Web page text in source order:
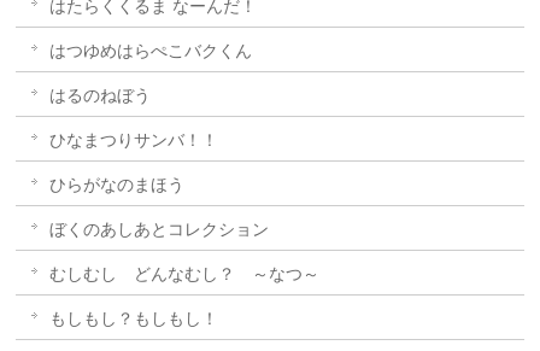
はたらくくるま なーんだ！
はつゆめはらぺこバクくん
はるのねぼう
ひなまつりサンバ！！
ひらがなのまほう
ぼくのあしあとコレクション
むしむし どんなむし？ ～なつ～
もしもし？もしもし！